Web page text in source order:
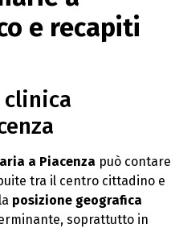
e recapiti
clinica
a Piacenza può contare
tra il centro cittadino e
posizione geografica
soprattutto in